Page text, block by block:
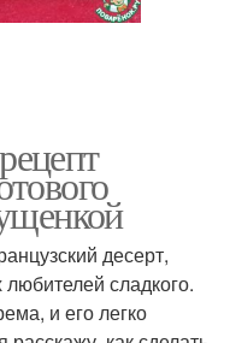
десерт,
сладкого.
и его легко